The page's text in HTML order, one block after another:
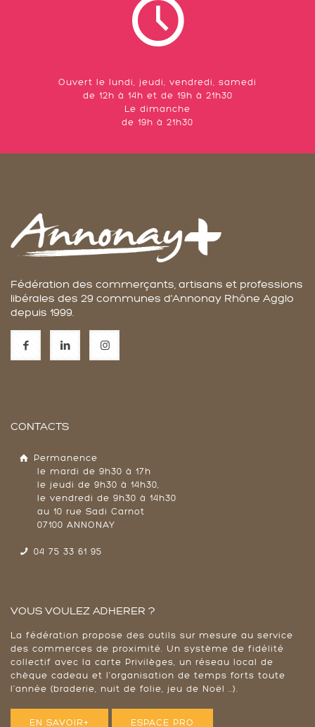
Ouvert le lundi, jeudi, vendredi, samedi
de 12h à 14h et de 19h à 21h30
Le dimanche
de 19h à 21h30
Fédération des commerçants, artisans et professions
libérales des 29 communes d'Annonay Rhône Agglo
depuis 1999.
CONTACTS
Permanence
le mardi de 9h30 à 17h
le jeudi de 9h30 à 14h30,
le vendredi de 9h30 à 14h30
au 10 rue Sadi Carnot
07100 ANNONAY
04 75 33 61 95
VOUS VOULEZ ADHERER ?
La fédération propose des outils sur mesure au service
des commerces de proximité. Un système de fidélité
collectif avec la carte Privilèges, un réseau local de
chèque cadeau et l'organisation de temps forts toute
l’année (braderie, nuit de folie, jeu de Noël ..).
EN SAVOIR+ ESPACE PRO